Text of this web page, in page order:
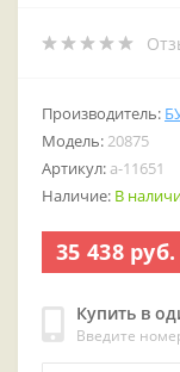
Производитель:
Модель:20875
Артикул: a-11651
Наличие: В
35 438 руб.
Купить в
Введите